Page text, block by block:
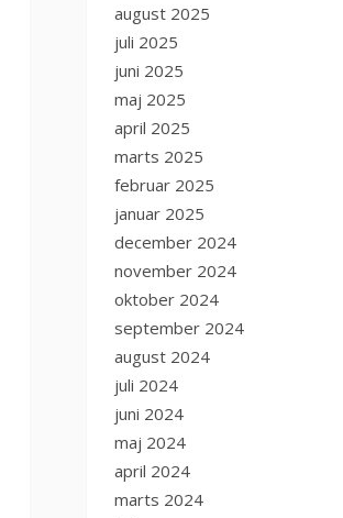
august 2025
juli 2025
juni 2025
maj 2025
april 2025
marts 2025
februar 2025
januar 2025
december 2024
november 2024
oktober 2024
september 2024
august 2024
juli 2024
juni 2024
maj 2024
april 2024
marts 2024